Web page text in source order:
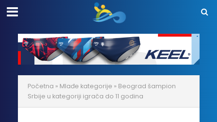
Početna » Mlađe kategorije » Beograd šampion
Srbije u kategoriji igrača do 11 godina